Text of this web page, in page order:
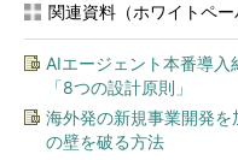
関連資料（ホワイトペー
AIエージェント本番導入
「8つの設計原則」
海外発の新規事業開発
の壁を破る方法